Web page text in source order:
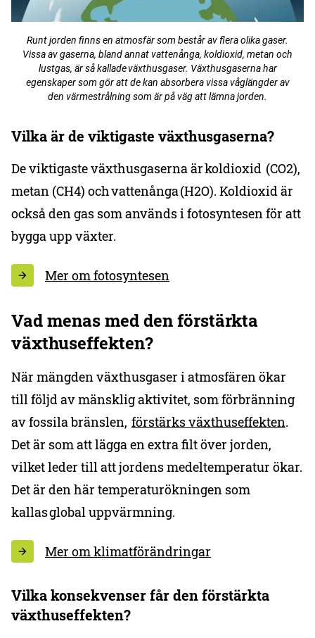
Runt jorden finns en atmosfär som består av flera olika gaser.
Vissa av gaserna, bland annat vattenånga, koldioxid, metan och
lustgas, är så kallade växthusgaser. Växthusgaserna har
egenskaper som gör att de kan absorbera vissa våglängder av
den värmestrålning som är på väg att lämna jorden.
Vilka är de viktigaste växthusgaserna?
De viktigaste växthusgaserna är koldioxid (CO2),
metan (CH4) och vattenånga (H2O). Koldioxid är
också den gas som används i fotosyntesen för att
bygga upp växter.
Mer om fotosyntesen
Vad menas med den förstärkta
växthuseffekten?
När mängden växthusgaser i atmosfären ökar
till följd av mänsklig aktivitet, som förbränning
av fossila bränslen, förstärks växthuseffekten.
Det är som att lägga en extra filt över jorden,
vilket leder till att jordens medeltemperatur ökar.
Det är den här temperaturökningen som
kallas global uppvärmning.
Mer om klimatförändringar
Vilka konsekvenser får den förstärkta
växthuseffekten?